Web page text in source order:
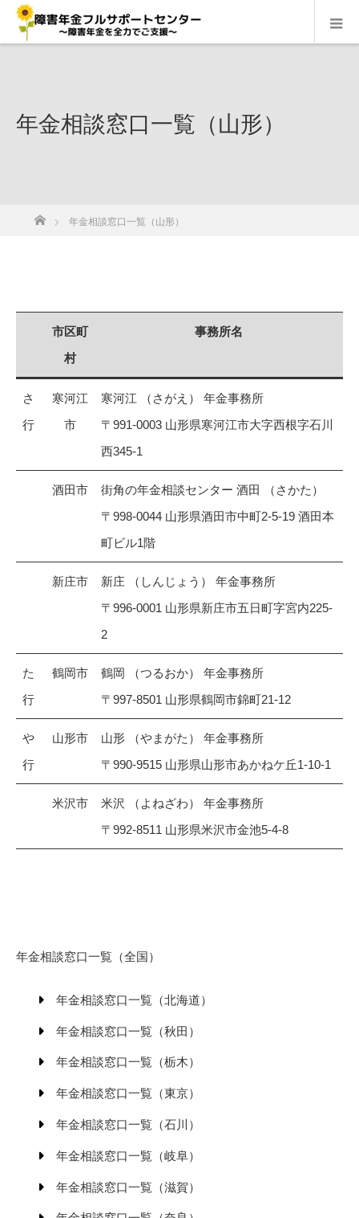
年金相談窓口一覧（山形）
ホーム
年金相談窓口一覧（山形）
市区町
村
事務所名
さ
行
寒河江
市
寒河江 （さがえ） 年金事務所
〒991-0003 山形県寒河江市大字西根字石川
西345-1
酒田市
街角の年金相談センター 酒田 （さかた）
〒998-0044 山形県酒田市中町2-5-19 酒田本
町ビル1階
新庄市
新庄 （しんじょう） 年金事務所
〒996-0001 山形県新庄市五日町字宮内225-
2
た
行
鶴岡市
鶴岡 （つるおか） 年金事務所
〒997-8501 山形県鶴岡市錦町21-12
や
行
山形市
山形 （やまがた） 年金事務所
〒990-9515 山形県山形市あかねケ丘1-10-1
米沢市
米沢 （よねざわ） 年金事務所
〒992-8511 山形県米沢市金池5-4-8
年金相談窓口一覧（全国）
年金相談窓口一覧（北海道）
年金相談窓口一覧（秋田）
年金相談窓口一覧（栃木）
年金相談窓口一覧（東京）
年金相談窓口一覧（石川）
年金相談窓口一覧（岐阜）
年金相談窓口一覧（滋賀）